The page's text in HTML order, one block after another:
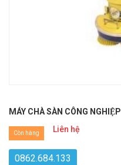
MÁY CHÀ SÀN CÔNG
Liên hệ
Còn hàng
0862.684.133